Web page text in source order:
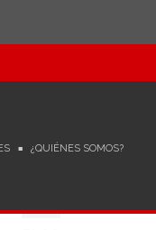
¿QUIÉNES SOMOS?